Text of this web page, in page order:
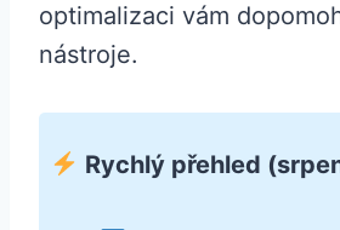
optimalizaci vám
nástroje.
Rychlý přehled